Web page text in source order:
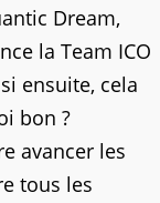
Dream,
la Team ICO
ensuite, cela
bon ?
avancer les
tous les